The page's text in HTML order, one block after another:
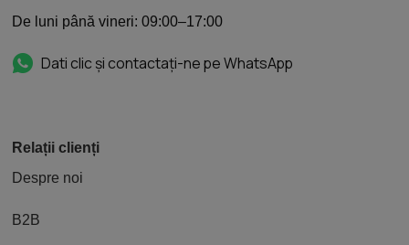
De luni până vineri: 09:00–17:00
Dati clic și contactați-ne pe WhatsApp
Relații clienți
Despre noi
B2B